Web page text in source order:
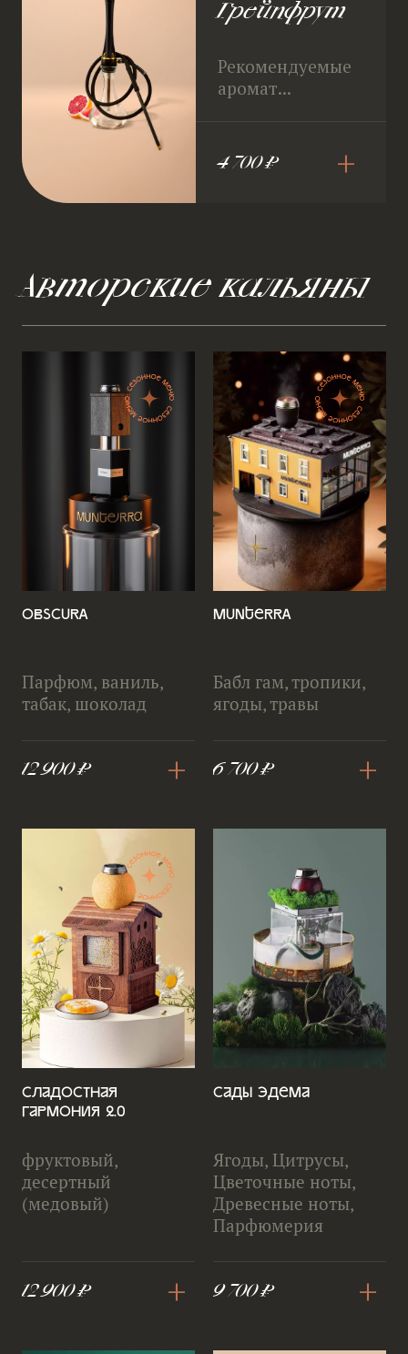
Грейпфрут
Рекомендуемые
аромат...
4 700 ₽ +
Авторские кальяны
Obscura
Парфюм, ваниль,
табак, шоколад
12 900 ₽ +
Munterra
Бабл гам, тропики,
ягоды, травы
6 700 ₽ +
Сладостная
гармония 2.0
фруктовый,
десертный
(медовый)
12 900 ₽ +
Сады Эдема
Ягоды, Цитрусы,
Цветочные ноты,
Древесные ноты,
Парфюмерия
9 700 ₽ +